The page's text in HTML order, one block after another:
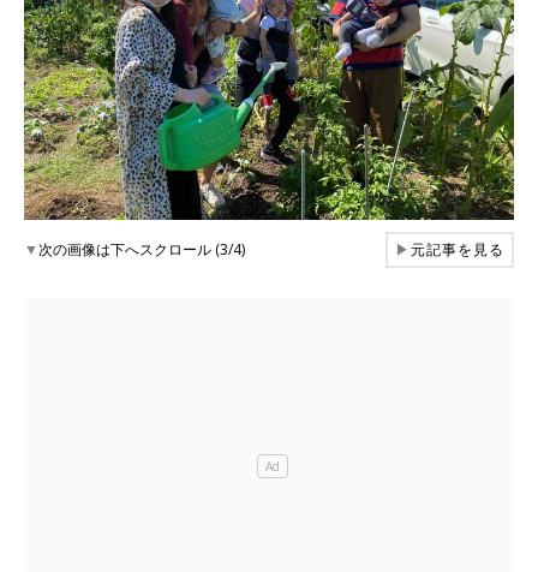
▼次の画像は下へスクロール (3/4) ▶元記事を見る